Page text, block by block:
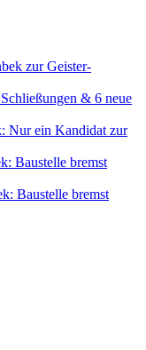
zur Geister-
& 6 neue
Nur ein Kandidat zur
Baustelle bremst
Baustelle bremst